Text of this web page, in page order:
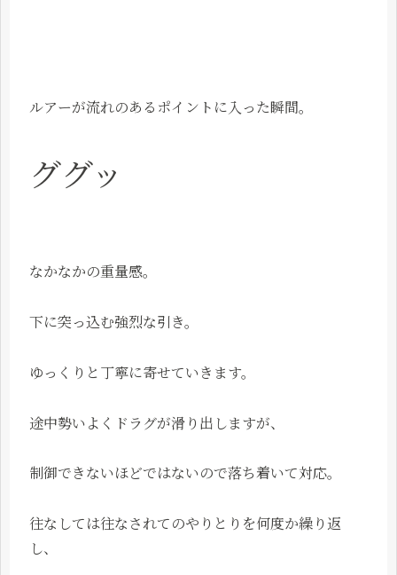
ルアーが流れのあるポイントに入った瞬間。
ググッ
なかなかの重量感。
下に突っ込む強烈な引き。
ゆっくりと丁寧に寄せていきます。
途中勢いよくドラグが滑り出しますが、
制御できないほどではないので落ち着いて対応。
往なしては往なされてのやりとりを何度か繰り返
し、